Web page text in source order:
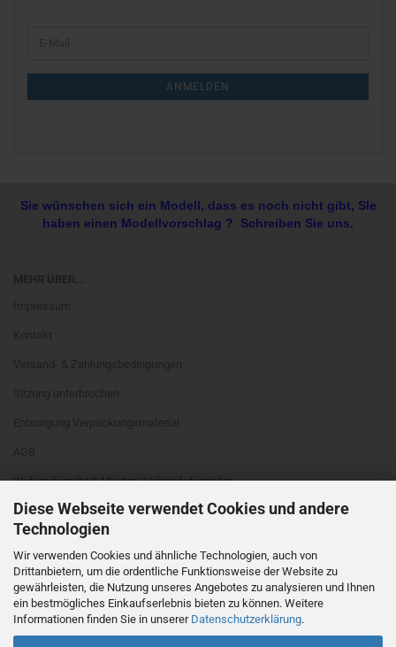
Diese Webseite verwendet Cookies und andere
Technologien
Wir verwenden Cookies und ähnliche Technologien, auch von
Drittanbietern, um die ordentliche Funktionsweise der Website zu
gewährleisten, die Nutzung unseres Angebotes zu analysieren und Ihnen
ein bestmögliches Einkaufserlebnis bieten zu können. Weitere
Informationen finden Sie in unserer Datenschutzerklärung.
ANMELDEN
Sie wünschen sich ein Modell, dass es noch nicht gibt, SIe
haben einen Modellvorschlag ? Schreiben Sie uns.
Widerrufsrecht & Muster-Widerrufsformular
Privatsphäre und Datenschutz
Online Schlichtungs-Plattform
Cookie Einstellungen